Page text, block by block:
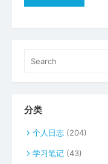
for:
分类
个人日志 (204)
学习笔记 (43)